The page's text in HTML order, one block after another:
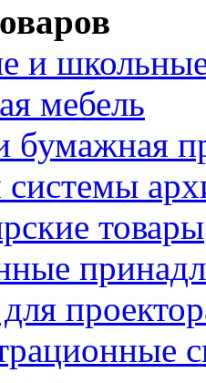
и
мебель
бумажная
товары